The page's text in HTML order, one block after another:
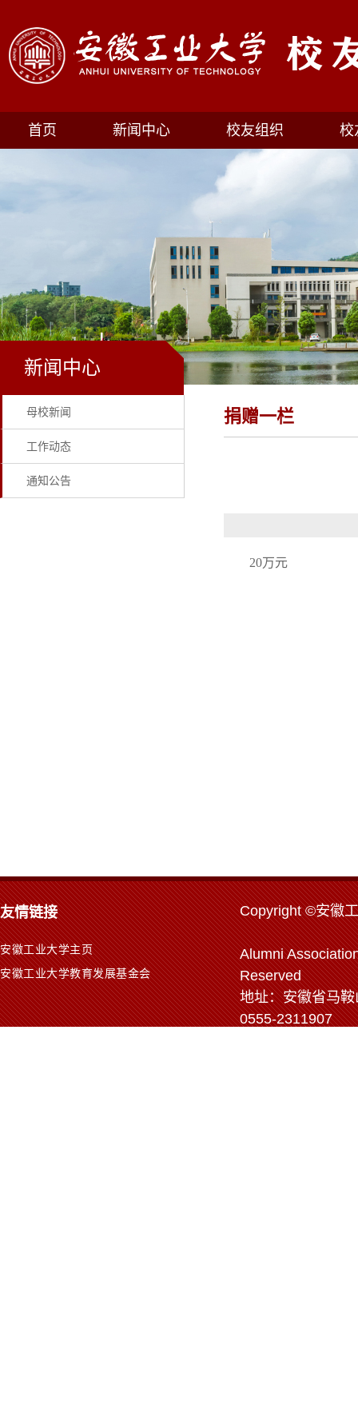
首页 新闻中心 校友组织 校
新闻中心
母校新闻
工作动态
通知公告
捐赠一栏
20万元
友情链接
安徽工业大学主页
安徽工业大学教育发展基金会
Copyright ©安徽工
Alumni
Reserved
地址：安徽省马
0555-2311907